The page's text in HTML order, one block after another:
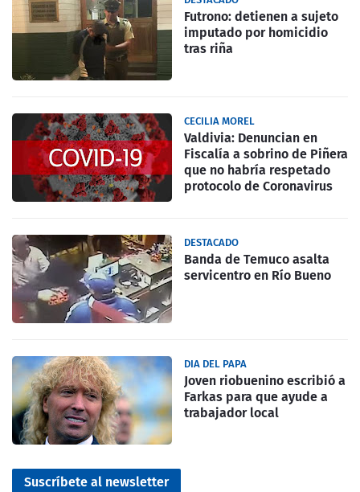
Futrono: detienen a sujeto
imputado por homicidio
tras riña
CECILIA MOREL
Valdivia: Denuncian en
Fiscalía a sobrino de Piñera
que no habría respetado
protocolo de Coronavirus
DESTACADO
Banda de Temuco asalta
servicentro en Río Bueno
DIA DEL PAPA
Joven riobuenino escribió a
Farkas para que ayude a
trabajador local
Suscríbete al newsletter